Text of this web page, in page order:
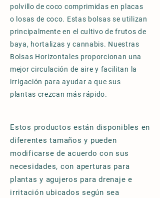
polvillo de coco comprimidas en placas
o losas de coco. Estas bolsas se utilizan
principalmente en el cultivo de frutos de
baya, hortalizas y cannabis. Nuestras
Bolsas Horizontales proporcionan una
mejor circulación de aire y facilitan la
irrigación para ayudar a que sus
plantas crezcan más rápido.
Estos productos están disponibles en
diferentes tamaños y pueden
modificarse de acuerdo con sus
necesidades, con aperturas para
plantas y agujeros para drenaje e
irritación ubicados según sea